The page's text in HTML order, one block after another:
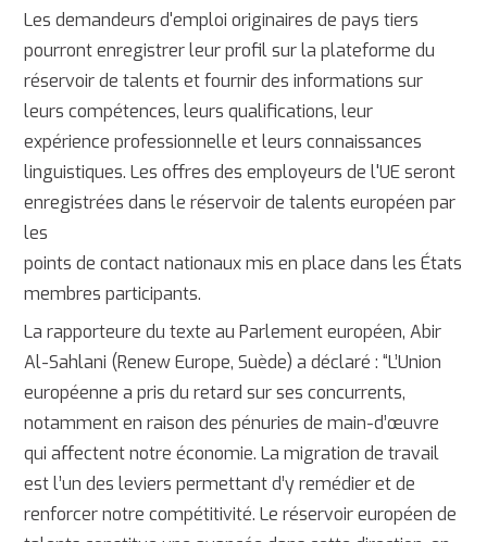
Les demandeurs d'emploi originaires de pays tiers
pourront enregistrer leur profil sur la plateforme du
réservoir de talents et fournir des informations sur
leurs compétences, leurs qualifications, leur
expérience professionnelle et leurs connaissances
linguistiques. Les offres des employeurs de l'UE seront
enregistrées dans le réservoir de talents européen par
les
points de contact nationaux mis en place dans les États
membres participants.
La rapporteure du texte au Parlement européen, Abir
Al-Sahlani (Renew Europe, Suède) a déclaré : “L’Union
européenne a pris du retard sur ses concurrents,
notamment en raison des pénuries de main-d’œuvre
qui affectent notre économie. La migration de travail
est l’un des leviers permettant d’y remédier et de
renforcer notre compétitivité. Le réservoir européen de